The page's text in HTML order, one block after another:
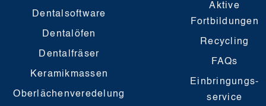
Dentalsoftware
Dentalöfen
Dentalfräser
Keramikmassen
Oberlächenveredelung
Aktive
Fortbildungen
Recycling
FAQs
Einbringungs-
service